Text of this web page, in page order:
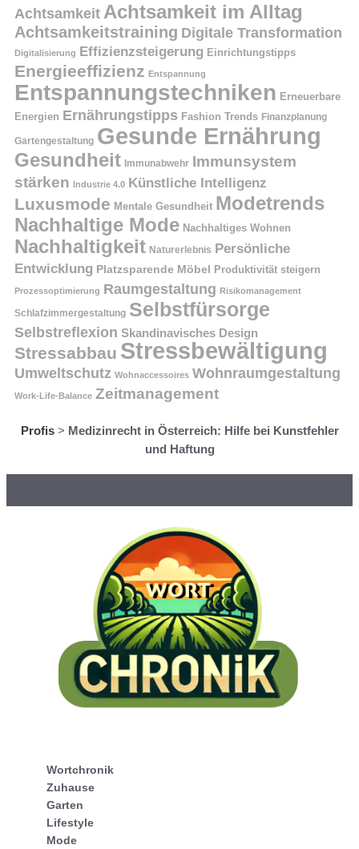
Achtsamkeit Achtsamkeit im Alltag
Achtsamkeitstraining Digitale Transformation
Digitalisierung Effizienzsteigerung Einrichtungstipps
Energieeffizienz Entspannung
Entspannungstechniken Erneuerbare
Energien Ernährungstipps Fashion Trends Finanzplanung
Gartengestaltung Gesunde Ernährung
Gesundheit Immunabwehr Immunsystem
stärken
Industrie 4.0 Künstliche Intelligenz
Luxusmode Mentale Gesundheit Modetrends
Nachhaltige Mode Nachhaltiges Wohnen
Nachhaltigkeit Naturerlebnis Persönliche
Entwicklung Platzsparende Möbel Produktivität steigern
Prozessoptimierung Raumgestaltung Risikomanagement
Schlafzimmergestaltung Selbstfürsorge
Selbstreflexion Skandinavisches Design
Stressabbau Stressbewältigung
Umweltschutz Wohnaccessoires Wohnraumgestaltung
Work-Life-Balance Zeitmanagement
Profis> Medizinrecht in Österreich: Hilfe bei Kunstfehler
und Haftung
Wortchronik
Zuhause
Garten
Lifestyle
Mode